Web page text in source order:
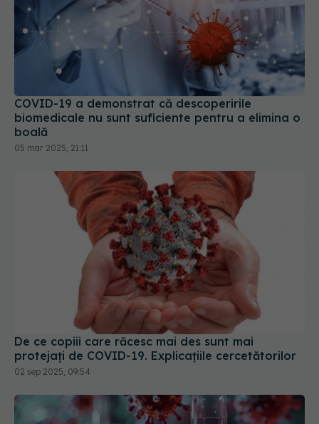
COVID-19 a demonstrat că descoperirile
biomedicale nu sunt suficiente pentru a elimina o
boală
05 mar 2025, 21:11
De ce copiii care răcesc mai des sunt mai
protejați de COVID-19. Explicațiile cercetătorilor
02 sep 2025, 09:54